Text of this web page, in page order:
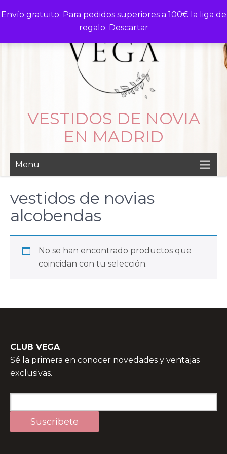
Envío gratuito. Para pedidos superiores a 100€ la liga de
regalo. Descartar
to
VESTIDOS DE NOVIA
EN MADRID
Menu
vestidos de novias
alcobendas
No se han encontrado productos que
coincidan con tu selección.
CLUB VEGA
Sé la primera en conocer novedades y ventajas
exclusivas.